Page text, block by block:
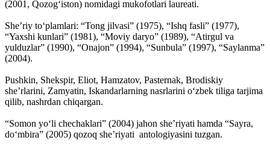
(2001, Qozog‘iston) nomidagi mukofotlari laureati.
She’riy to‘plamlari: “Tong jilvasi” (1975), “Ishq fasli” (1977),
“Yaxshi kunlari” (1981), “Moviy daryo” (1989), “Atirgul va
yulduzlar” (1990), “Onajon” (1994), “Sunbula” (1997), “Saylanma”
(2004).
Pushkin, Shekspir, Eliot, Hamzatov, Pasternak, Brodiskiy
she’rlarini, Zamyatin, Iskandarlarning nasrlarini o‘zbek tiliga tarjima
qilib, nashrdan chiqargan.
“Somon yo‘li chechaklari” (2004) jahon she’riyati hamda “Sayra,
do‘mbira” (2005) qozoq she’riyati antologiyasini tuzgan.